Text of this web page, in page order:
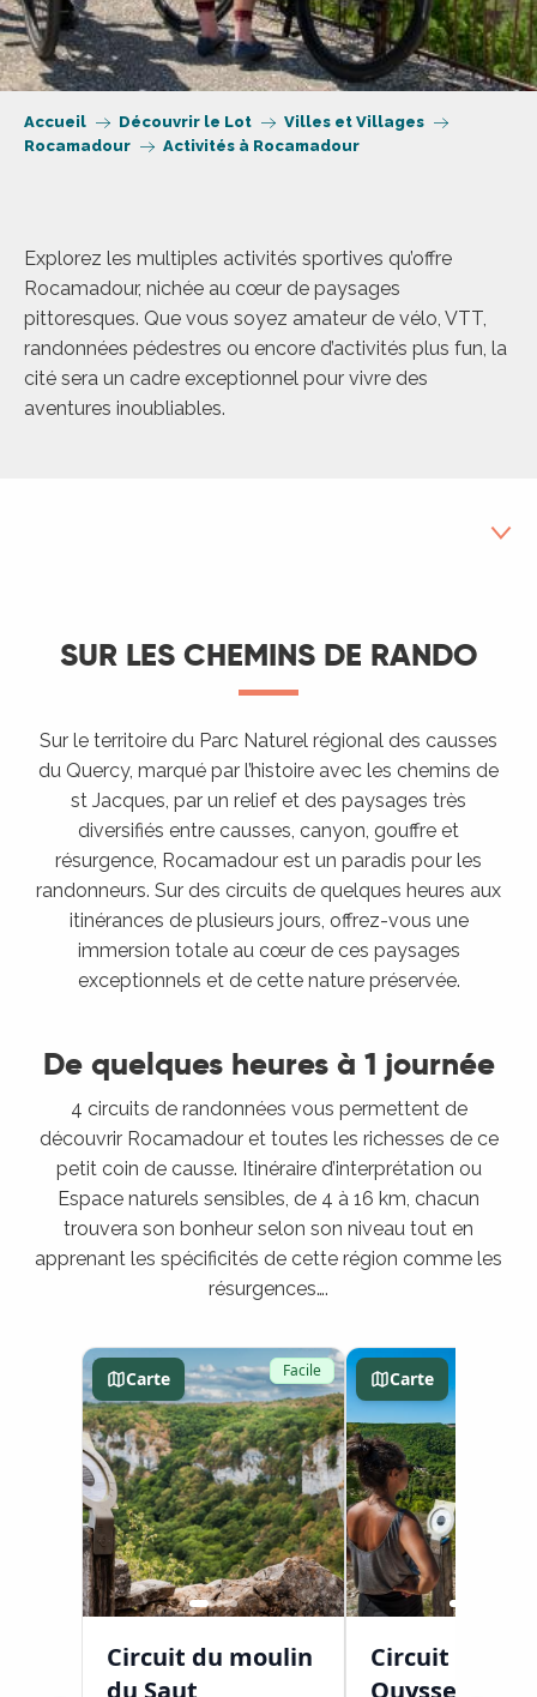
Accueil Découvrir le Lot
Villes et Villages
Rocamadour
Activités à Rocamadour
Explorez les multiples activités sportives qu’offre
Rocamadour, nichée au cœur de paysages
pittoresques. Que vous soyez amateur de vélo, VTT,
randonnées pédestres ou encore d’activités plus fun, la
cité sera un cadre exceptionnel pour vivre des
aventures inoubliables.
Vélo et VTT
Bonne pratique
Itinérance sur plusieurs jours
SUR LES CHEMINS DE RANDO
Sur le territoire du Parc Naturel régional des causses
du Quercy, marqué par l’histoire avec les chemins de
st Jacques, par un relief et des paysages très
diversifiés entre causses, canyon, gouffre et
résurgence, Rocamadour est un paradis pour les
randonneurs. Sur des circuits de quelques heures aux
itinérances de plusieurs jours, offrez-vous une
immersion totale au cœur de ces paysages
exceptionnels et de cette nature préservée.
De quelques heures à 1 journée
4 circuits de randonnées vous permettent de
découvrir Rocamadour et toutes les richesses de ce
petit coin de causse. Itinéraire d’interprétation ou
Espace naturels sensibles, de 4 à 16 km, chacun
trouvera son bonheur selon son niveau tout en
apprenant les spécificités de cette région comme les
résurgences….